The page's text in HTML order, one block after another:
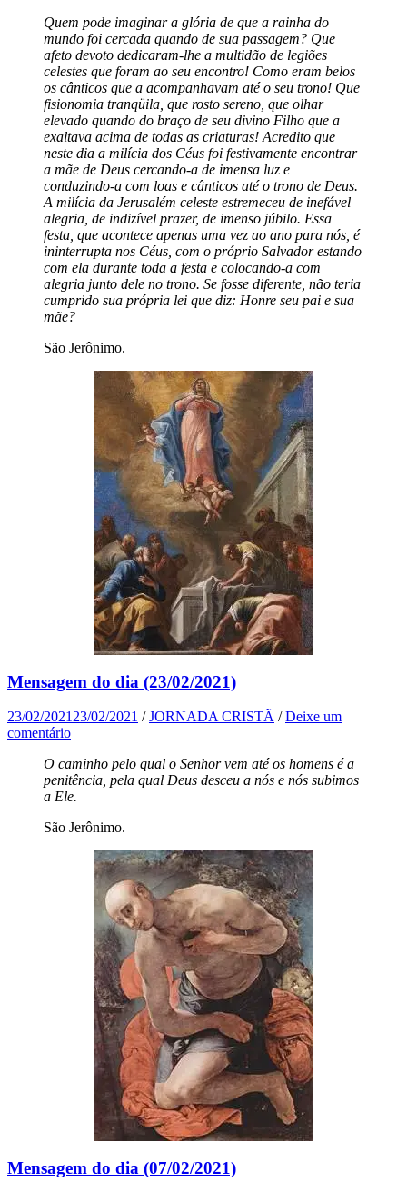
Quem pode imaginar a glória de que a rainha do
mundo foi cercada quando de sua passagem? Que
afeto devoto dedicaram-lhe a multidão de legiões
celestes que foram ao seu encontro! Como eram belos
os cânticos que a acompanhavam até o seu trono! Que
fisionomia tranqüila, que rosto sereno, que olhar
elevado quando do braço de seu divino Filho que a
exaltava acima de todas as criaturas! Acredito que
neste dia a milícia dos Céus foi festivamente encontrar
a mãe de Deus cercando-a de imensa luz e
conduzindo-a com loas e cânticos até o trono de Deus.
A milícia da Jerusalém celeste estremeceu de inefável
alegria, de indizível prazer, de imenso júbilo. Essa
festa, que acontece apenas uma vez ao ano para nós, é
ininterrupta nos Céus, com o próprio Salvador estando
com ela durante toda a festa e colocando-a com
alegria junto dele no trono. Se fosse diferente, não teria
cumprido sua própria lei que diz: Honre seu pai e sua
mãe?
São Jerônimo.
Mensagem do dia (23/02/2021)
23/02/2021 23/02/2021 /JORNADA CRISTÃ /Deixe um
comentário
O caminho pelo qual o Senhor vem até os homens é a
penitência, pela qual Deus desceu a nós e nós subimos
a Ele.
São Jerônimo.
Mensagem do dia (07/02/2021)